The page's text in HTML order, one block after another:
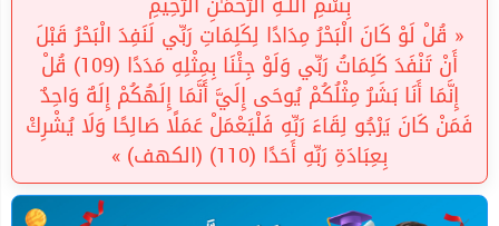
« قُلْ لَوْ كَانَ الْبَحْرُ مِدَادًا لِكَلِمَاتِ رَبِّي لَنَفِدَ الْبَحْرُ قَبْلَ
أَنْ تَنْفَدَ كَلِمَاتُ رَبِّي وَلَوْ جِئْنَا بِمِثْلِهِ مَدَدًا (109) قُلْ
إِنَّمَا أَنَا بَشَرٌ مِثْلُكُمْ يُوحَى إِلَيَّ أَنَّمَا إِلَهُكُمْ إِلَهٌ وَاحِدٌ
فَمَنْ كَانَ يَرْجُو لِقَاءَ رَبِّهِ فَلْيَعْمَلْ عَمَلًا صَالِحًا وَلَا يُشْرِكْ
بِعِبَادَةِ رَبِّهِ أَحَدًا (110) (الكهف) »